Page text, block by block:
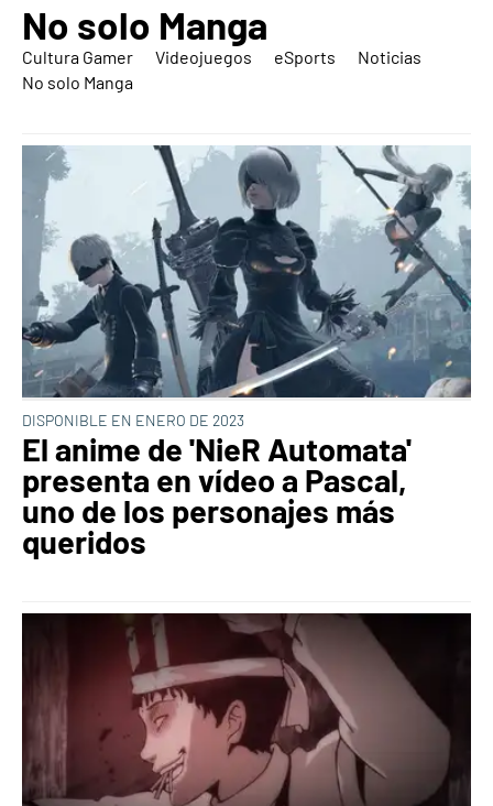
No solo Manga
Cultura Gamer Videojuegos eSports
Noticias
No solo Manga
DISPONIBLE EN ENERO DE 2023
El anime de 'NieR Automata'
presenta en vídeo a Pascal,
uno de los personajes más
queridos